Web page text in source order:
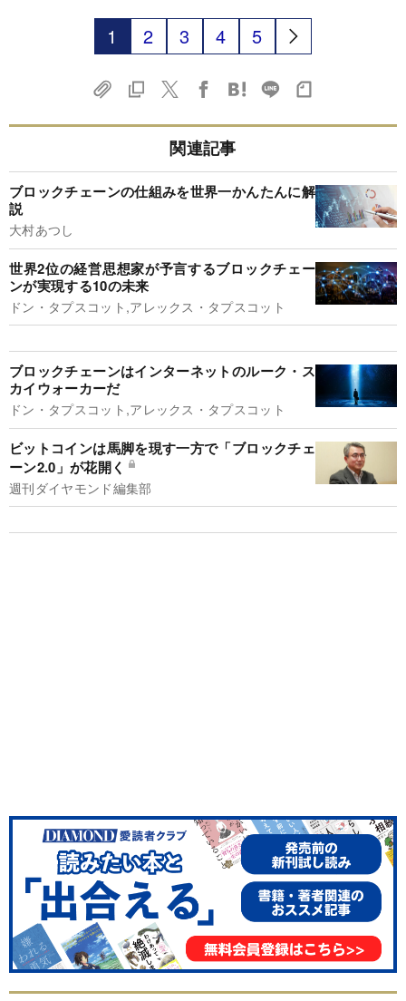
1 2 3 4 5
関連記事
ブロックチェーンの仕組みを世界一かんたんに解
説
大村あつし
世界2位の経営思想家が予言するブロックチェー
ンが実現する10の未来
ドン・タプスコット,アレックス・タプスコット
ブロックチェーンはインターネットのルーク・ス
カイウォーカーだ
ドン・タプスコット,アレックス・タプスコット
ビットコインは馬脚を現す一方で「ブロックチェ
ーン2.0」が花開く
週刊ダイヤモンド編集部